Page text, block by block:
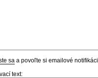
sa a povoľte si emailové
text: